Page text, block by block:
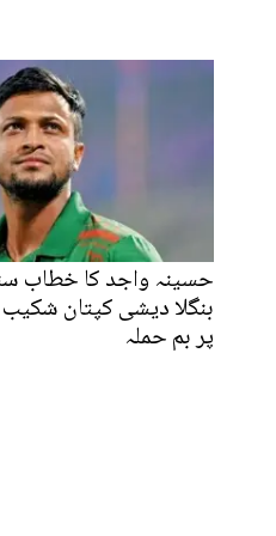
حسینہ واجد کا خطاب
بنگلا دیشی کپتان
پر بم حملہ